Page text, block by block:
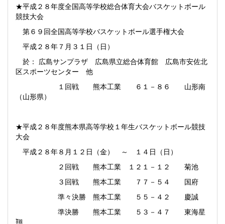
★平成２８年度全国高等学校総合体育大会バスケットボール
競技大会
第６９回全国高等学校バスケットボール選手権大会
平成２８年７月３１日（日）
於： 広島サンプラザ 広島県立総合体育館 広島市安佐北
区スポーツセンター 他
１回戦 熊本工業 ６１－８６ 山形南
（山形県）
★平成２８年度熊本県高等学校１年生バスケットボール競技
大会
平成２８年８月１２日（金） ～ １４日（日）
２回戦 熊本工業 １２１－１２ 菊池
３回戦 熊本工業 ７７－５４ 国府
準々決勝 熊本工業 ５５－４２ 慶誠
準決勝 熊本工業 ５３－４７ 東海星
翔